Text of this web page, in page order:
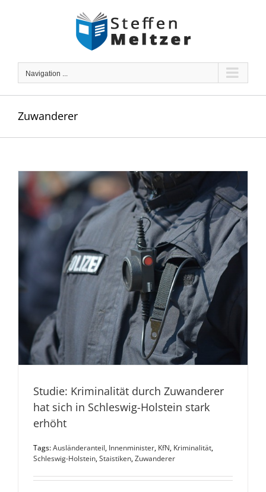
Navigation ...
Zuwanderer
Studie: Kriminalität durch Zuwanderer
hat sich in Schleswig-Holstein stark
erhöht
Tags:Ausländeranteil, Innenminister, KfN, Kriminalität,
Schleswig-Holstein,Staistiken,Zuwanderer